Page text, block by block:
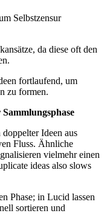
Selbstzensur
da diese oft den
fortlaufend, um
zu formen.
Ideen aus
Fluss. Ähnliche
vielmehr einen
ideas also slows
Phase; in Lucid lassen
sortieren und